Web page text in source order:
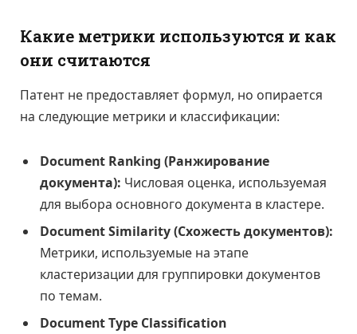
Какие метрики используются и как
они считаются
Патент не предоставляет формул, но опирается
на следующие метрики и классификации:
Document Ranking (Ранжирование
документа): Числовая оценка, используемая
для выбора основного документа в кластере.
Document Similarity (Схожесть документов):
Метрики, используемые на этапе
кластеризации для группировки документов
по темам.
Document Type Classification